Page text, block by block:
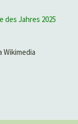
des Jahres 2025
Wikimedia